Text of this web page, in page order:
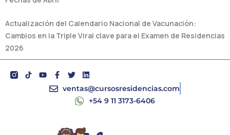
Actualización del Calendario Nacional de Vacunación:
Cambios en la Triple Viral clave para el Examen de Residencias
2026
Y
o
F
a
c
k
T
w
i
L
i
n
e
n
ventas@cursosresidencias.com
+54 9 11 3173-6406